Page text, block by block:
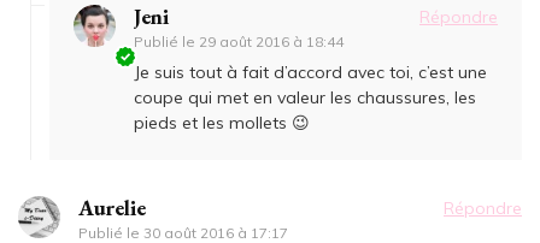
Jeni
Publié le 29 août 2016 à 18:44
Répondre
Je suis tout à fait d’accord avec toi, c’est une
coupe qui met en valeur les chaussures, les
pieds et les mollets 😉
Aurelie
Publié le 30 août 2016 à 17:17
Répondre